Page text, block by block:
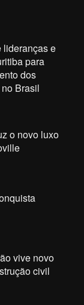
lideranças e
para
dos
Brasil
o novo luxo
vive novo
civil